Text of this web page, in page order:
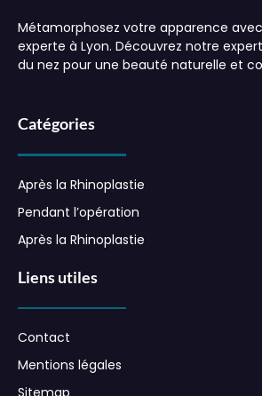
Métamorphosez votre apparence
experte à Lyon. Découvrez notre
du nez pour une beauté naturelle et
Catégories
Après la Rhinoplastie
Pendant l’opération
Après la Rhinoplastie
Liens utiles
Contact
Mentions légales
Sitemap